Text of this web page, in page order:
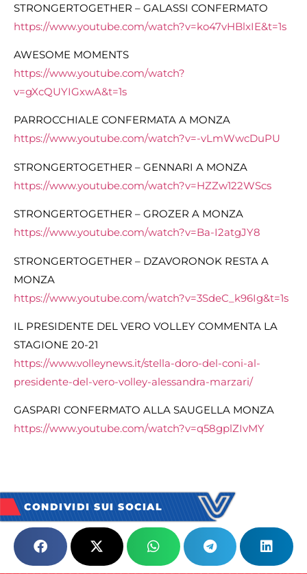
STRONGERTOGETHER – GALASSI CONFERMATO
https://www.youtube.com/watch?v=ko47vHBlxIE&t=1s
AWESOME MOMENTS
https://www.youtube.com/watch?
v=gXcQUYIGxwA&t=1s
PARROCCHIALE CONFERMATA A MONZA
https://www.youtube.com/watch?v=-vLmWwcDuPU
STRONGERTOGETHER – GENNARI A MONZA
https://www.youtube.com/watch?v=HZZw122WScs
STRONGERTOGETHER – GROZER A MONZA
https://www.youtube.com/watch?v=Ba-I2atgJY8
STRONGERTOGETHER – DZAVORONOK RESTA A
MONZA
https://www.youtube.com/watch?v=3SdeC_k96Ig&t=1s
IL PRESIDENTE DEL VERO VOLLEY COMMENTA LA
STAGIONE 20-21
https://www.volleynews.it/stella-doro-del-coni-al-
presidente-del-vero-volley-alessandra-marzari/
GASPARI CONFERMATO ALLA SAUGELLA MONZA
https://www.youtube.com/watch?v=q58gplZIvMY
CONDIVIDI SUI SOCIAL